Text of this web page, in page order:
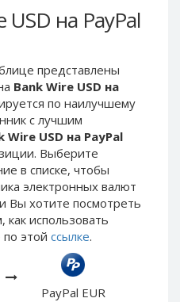
на PayPal
представлены
Bank Wire USD на
по наилучшему
с лучшим
Wire USD на PayPal
Выберите
в списке, чтобы
электронных валют
Вы хотите посмотреть
использовать
этой ссылке.
PayPal EUR
Payeer Tether ERC20
(USDT)
ЮMoney RUB
ЮMoney KZT
PayPal USD
PayPal EUR
PayPal GBP
PayPal CAD
PayPal AUD
PayPal RUB
PayPal CZK